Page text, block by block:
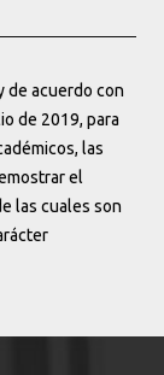
de acuerdo con
de 2019, para
las
el
las cuales son